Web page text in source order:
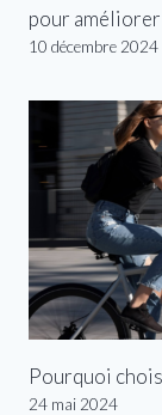
pour améliorer
10 décembre 2024
Pourquoi
24 mai 2024